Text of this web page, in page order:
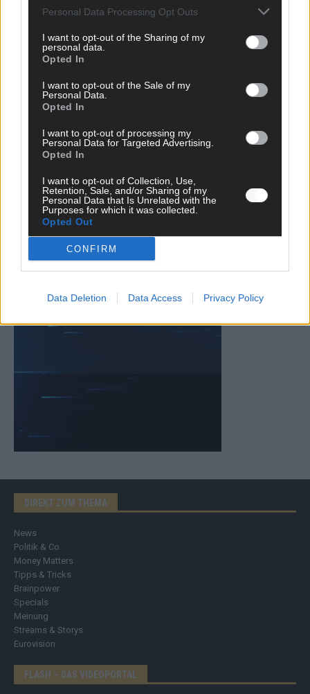
Personal Data Processing Opt Outs
I want to opt-out of the Sharing of my
personal data.
Opted In
I want to opt-out of the Sale of my
Personal Data.
Opted In
I want to opt-out of processing my
Personal Data for Targeted Advertising.
Opted In
I want to opt-out of Collection, Use,
Retention, Sale, and/or Sharing of my
Personal Data that Is Unrelated with the
Purposes for which it was collected.
Opted Out
CONFIRM
Data Deletion Data Access Privacy Policy
DIREKT ZUM THEMA
News
Politik & Co
Money Matters
Tipps & Tricks
Brainpower
Specials
Meinung
Streams & Storys
Eurovision
FLASH – DAS VIDEOPORTAL